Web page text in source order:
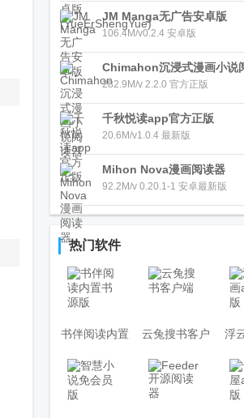
JM Manga无广告安卓版
106.4M/v0.2.4 安卓版
Chimahon沉浸式漫画小说
282.9M/v 2.2.0 官方正版
千秋悦读app官方正版
20.6M/v1.0.4 最新版
Mihon Nova漫画阅读器
92.2M/v 0.20.1-1 安卓最新版
热门软件
书伴阅读内置
书源版
云兔搜书客户
浮